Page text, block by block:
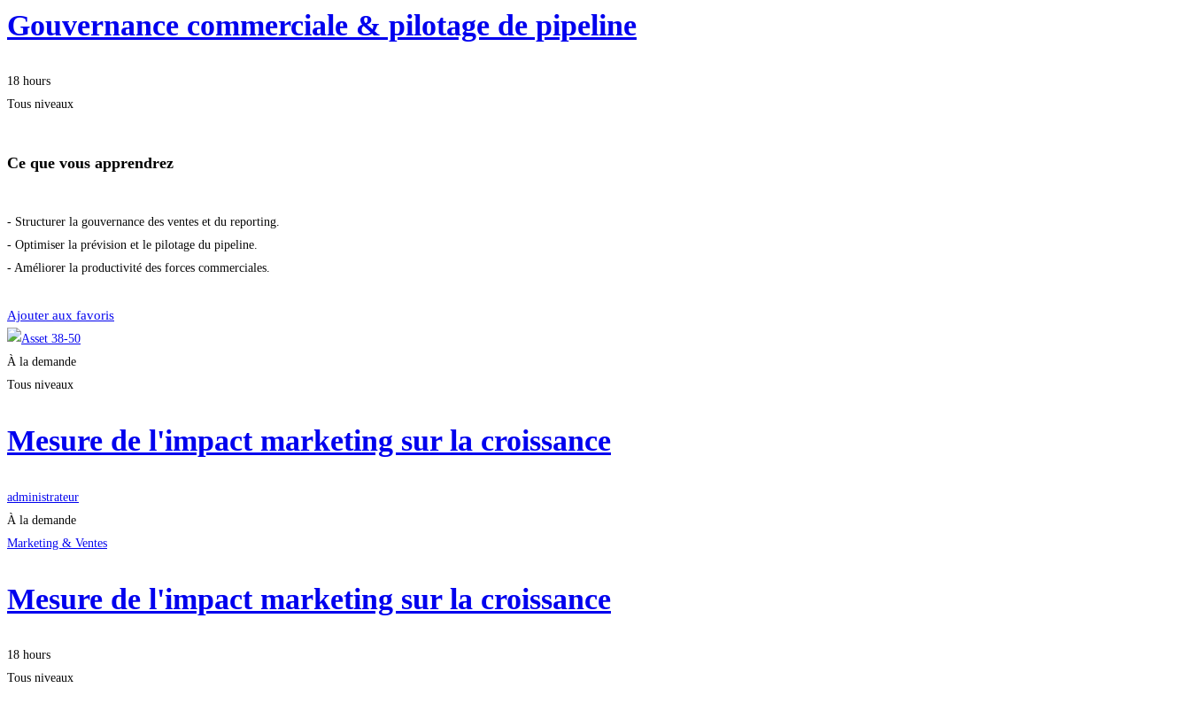
Gouvernance commerciale & pilotage de pipeline
18 hours
Tous niveaux
Ce que vous apprendrez
- Structurer la gouvernance des ventes et du reporting.
- Optimiser la prévision et le pilotage du pipeline.
- Améliorer la productivité des forces commerciales.
Ajouter aux favoris
À la demande
Tous niveaux
Mesure de l'impact marketing sur la croissance
administrateur
À la demande
Marketing & Ventes
Mesure de l'impact marketing sur la croissance
18 hours
Tous niveaux